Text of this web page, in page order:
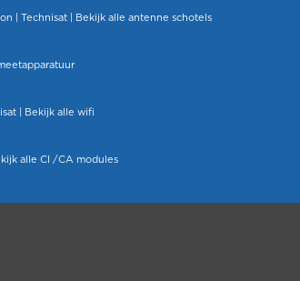
Technisat Bekijk alle antenne schotels
Bekijk alle wifi
alle CI /CA modules